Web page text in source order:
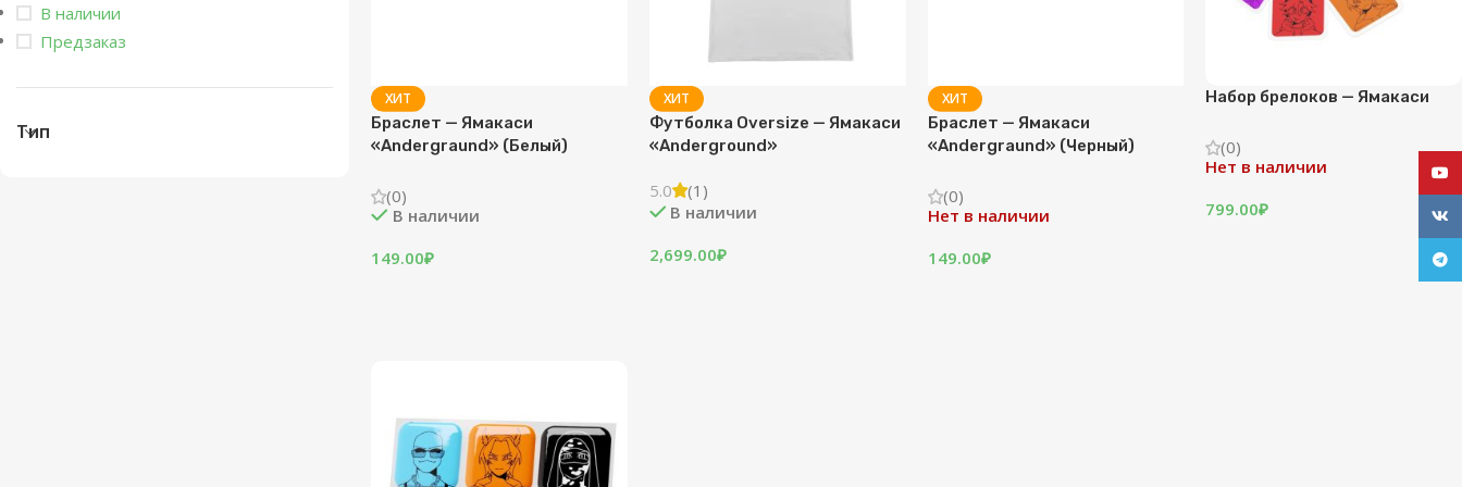
В наличии
Предзаказ
Тип
ХИТ
Браслет — Ямакаси
«Andergraund» (Белый)
(0)
В наличии
149.00₽
ХИТ
Футболка Oversize — Ямакаси
«Anderground»
5.0
(1)
В наличии
2,699.00₽
ХИТ
Браслет — Ямакаси
«Andergraund» (Черный)
(0)
Нет в наличии
149.00₽
Набор брелоков — Ямакаси
(0)
Нет в наличии
799.00₽ VK